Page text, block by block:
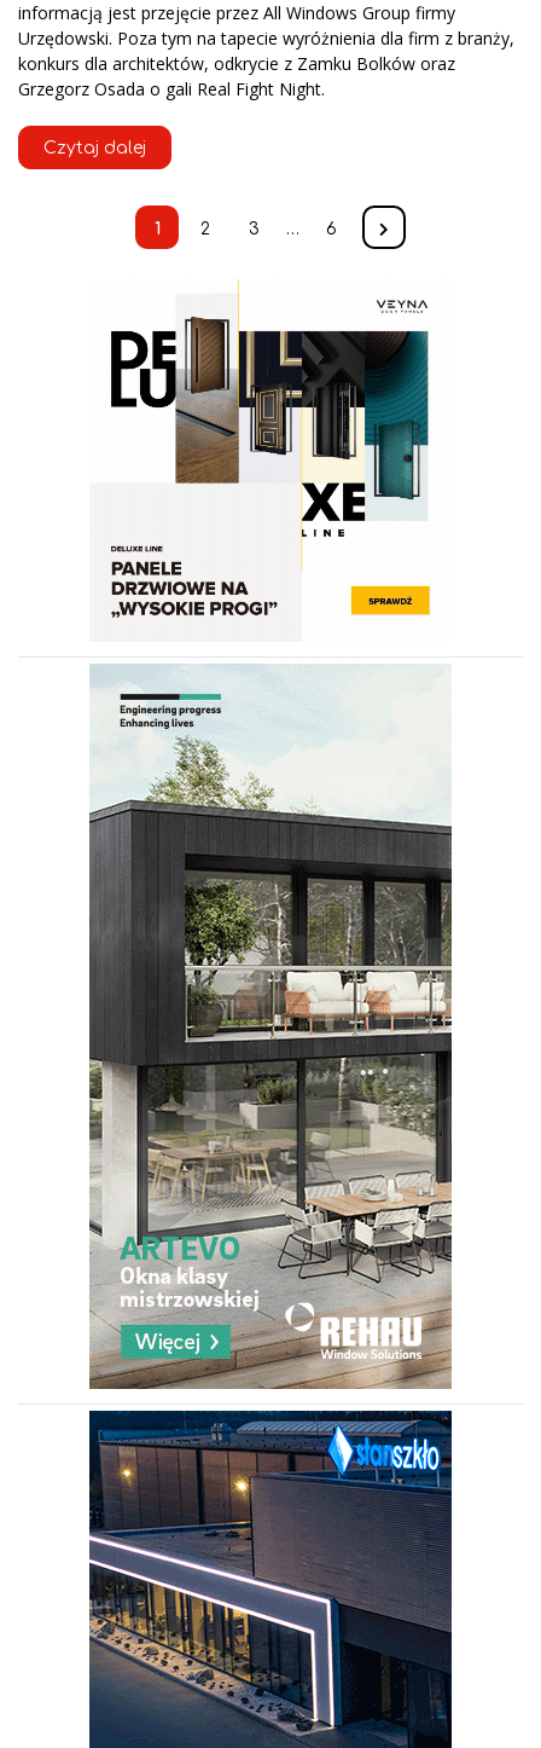
informacją jest przejęcie przez All Windows Group firmy
Urzędowski. Poza tym na tapecie wyróżnienia dla firm z branży,
konkurs dla architektów, odkrycie z Zamku Bolków oraz
Grzegorz Osada o gali Real Fight Night.
Czytaj dalej
1 2 3 … 6